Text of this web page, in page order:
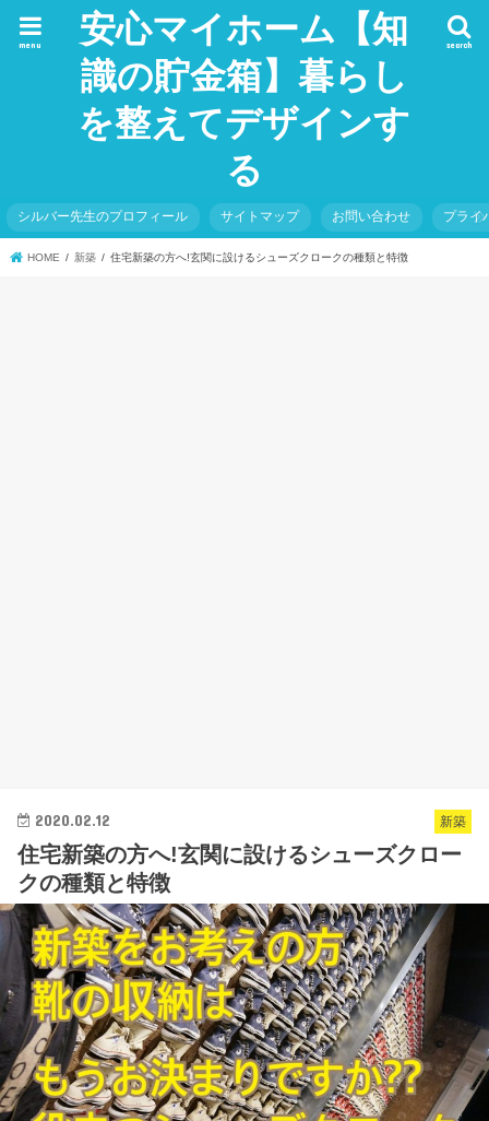
安心マイホーム【知
識の貯金箱】暮らし
を整えてデザインす
る
search
menu
シルバー先生のプロフィール サイトマップ お問い合わせ プライ
HOME 新築 住宅新築の方へ!玄関に設けるシューズクロークの種類と特徴
新築
2020.02.12
住宅新築の方へ!玄関に設けるシューズクロー
クの種類と特徴